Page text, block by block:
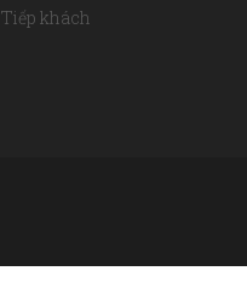
Tiếp khách